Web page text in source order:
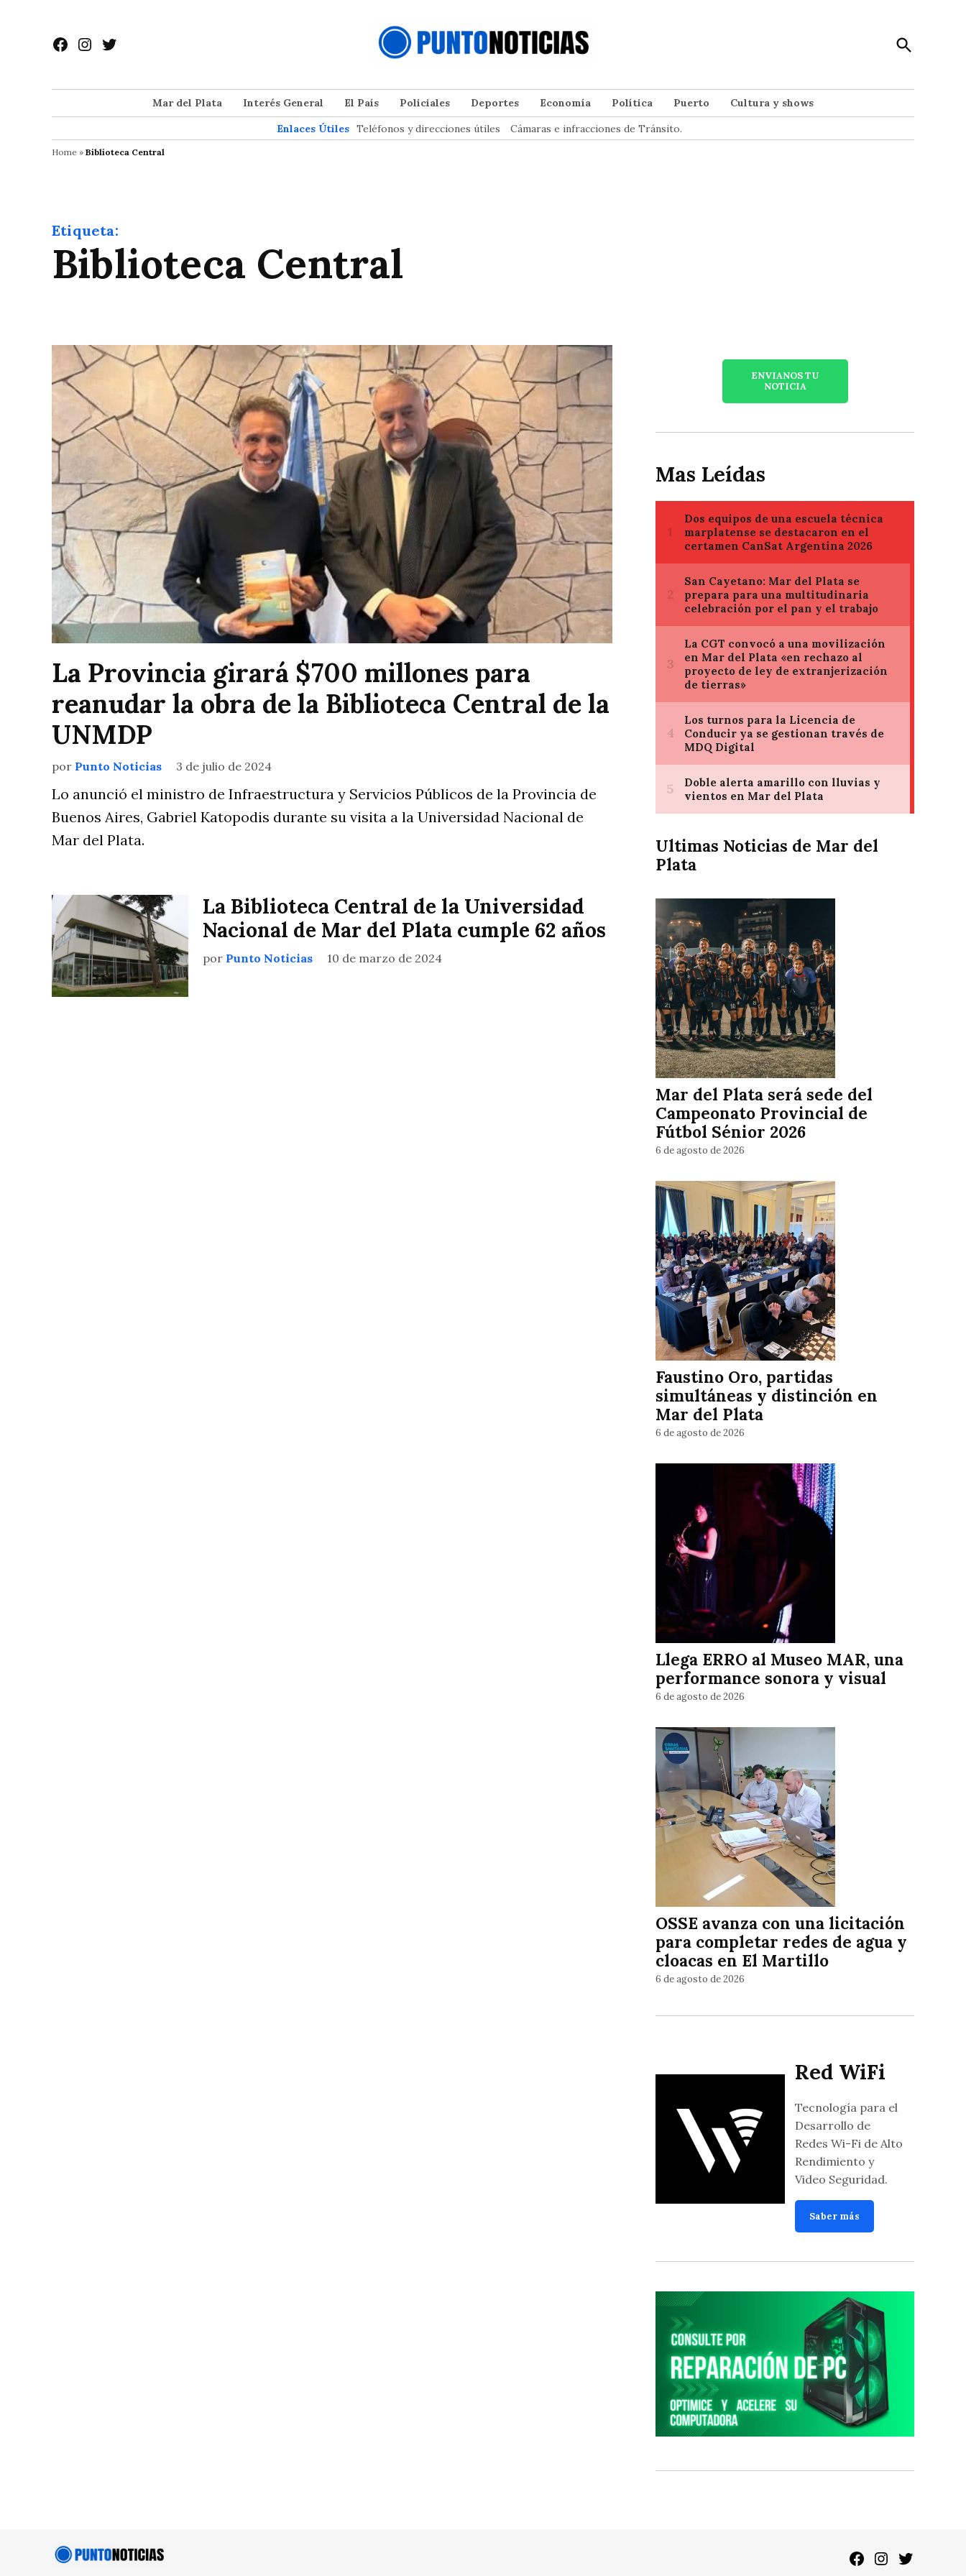
contenido
Facebook
Instagram
Twitter
Open
Search
Mar del Plata Interés General El País Policiales Deportes Economía Política Puerto
Cultura y shows
Enlaces Útiles Teléfonos y direcciones útiles Cámaras e infracciones de Tránsito.
Home » Biblioteca Central
Etiqueta:
Biblioteca Central
La Provincia girará $700 millones para
reanudar la obra de la Biblioteca Central de la
UNMDP
por Punto Noticias 3 de julio de 2024
Lo anunció el ministro de Infraestructura y Servicios Públicos de la Provincia de
Buenos Aires, Gabriel Katopodis durante su visita a la Universidad Nacional de
Mar del Plata.
La Biblioteca Central de la Universidad
Nacional de Mar del Plata cumple 62 años
por Punto Noticias 10 de marzo de 2024
ENVIANOS TU
NOTICIA
Mas Leídas
Ultimas Noticias de Mar del
Plata
Mar del Plata será sede del
Campeonato Provincial de
Fútbol Sénior 2026
6 de agosto de 2026
Faustino Oro, partidas
simultáneas y distinción en
Mar del Plata
6 de agosto de 2026
Llega ERRO al Museo MAR, una
performance sonora y visual
6 de agosto de 2026
OSSE avanza con una licitación
para completar redes de agua y
cloacas en El Martillo
6 de agosto de 2026
Red WiFi
Tecnología para el
Desarrollo de
Redes Wi-Fi de Alto
Rendimiento y
Video Seguridad.
Saber más
Facebook
Instagram
Twitter